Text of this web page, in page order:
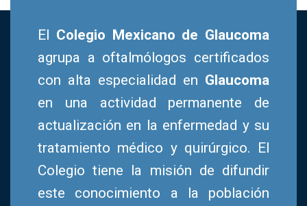
El Colegio Mexicano de Glaucoma
agrupa a oftalmólogos certificados
con alta especialidad en Glaucoma
en una actividad permanente de
actualización en la enfermedad y su
tratamiento médico y quirúrgico. El
Colegio tiene la misión de difundir
este conocimiento a la población